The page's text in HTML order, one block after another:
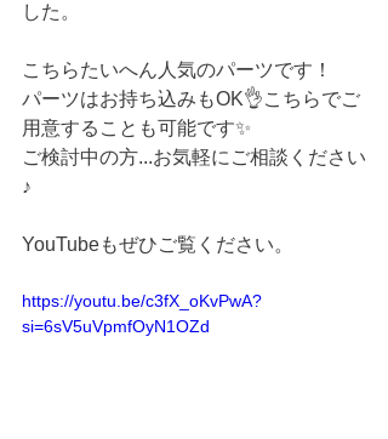
した。
こちらたいへん人気のパーツです！
パーツはお持ち込みもOK👌こちらでご
用意することも可能です✨
ご検討中の方...お気軽にご相談ください
♪
YouTubeもぜひご覧ください。
https://youtu.be/c3fX_oKvPwA?
si=6sV5uVpmfOyN1OZd